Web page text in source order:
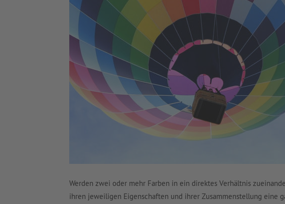
Werden zwei oder mehr Farben in ein direktes Verhältnis
ihren jeweiligen Eigenschaften und ihrer Zusammenstellung eine